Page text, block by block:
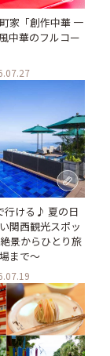
家「創作中華 一
中華のフルコー
行ける♪ 夏の日
関西観光スポッ
景からひとり旅
まで～